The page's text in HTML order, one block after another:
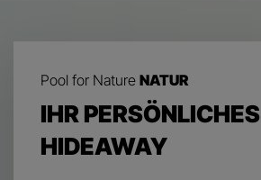
Pool for Nature NATUR
IHR PERSÖNLICHES
HIDEAWAY